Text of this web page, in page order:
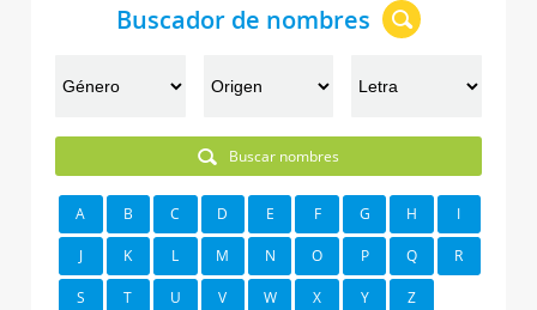
Buscador de nombres
Buscar nombres
A B C D E F G H I
J K L M N O P Q R
S T U V W X Y Z